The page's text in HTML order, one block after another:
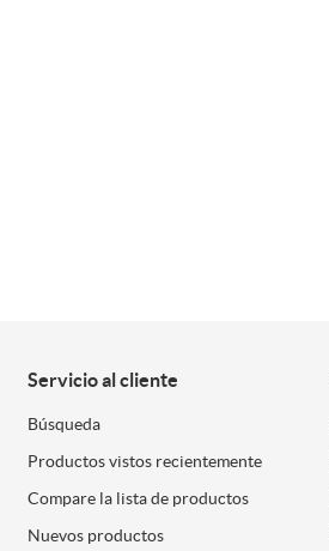
Servicio al cliente
Búsqueda
Productos vistos recientemente
Compare la lista de productos
Nuevos productos